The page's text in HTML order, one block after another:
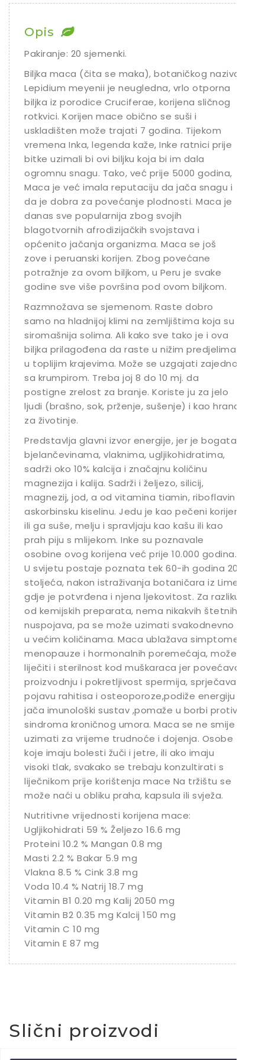
Ostalo sjeme
Opis
Pakiranje: 20 sjemenki.
Biljka maca (čita se maka), botaničkog naziva
Lepidium meyenii je neugledna, vrlo otporna
biljka iz porodice Cruciferae, korijena sličnog
rotkvici. Korijen mace obično se suši i
uskladišten može trajati 7 godina. Tijekom
vremena Inka, legenda kaže, Inke ratnici prije
bitke uzimali bi ovi biljku koja bi im dala
ogromnu snagu. Tako, već prije 5000 godina,
Maca je već imala reputaciju da jača snagu i
da je dobra za povećanje plodnosti. Maca je
danas sve popularnija zbog svojih
blagotvornih afrodizijačkih svojstava i
općenito jačanja organizma. Maca se još
zove i peruanski korijen. Zbog povećane
potražnje za ovom biljkom, u Peru je svake
godine sve više površina pod ovom biljkom.
Razmnožava se sjemenom. Raste dobro
samo na hladnijoj klimi na zemljištima koja su
siromašnija solima. Ali kako sve tako je i ova
biljka prilagođena da raste u nižim predjelima i
u toplijim krajevima. Može se uzgajati zajedno
sa krumpirom. Treba joj 8 do 10 mj. da
postigne zrelost za branje. Koriste ju za jelo
ljudi (brašno, sok, prženje, sušenje) i kao hrana
za životinje.
Predstavlja glavni izvor energije, jer je bogata
bjelančevinama, vlaknima, ugljikohidratima,
sadrži oko 10% kalcija i značajnu količinu
magnezija i kalija. Sadrži i željezo, silicij,
magnezij, jod, a od vitamina tiamin, riboflavin i
askorbinsku kiselinu. Jedu je kao pečeni korijen
ili ga suše, melju i spravljaju kao kašu ili kao
prah piju s mlijekom. Inke su poznavale
osobine ovog korijena već prije 10.000 godina.
U svijetu postaje poznata tek 60-ih godina 20.
stoljeća, nakon istraživanja botaničara iz Lime,
gdje je potvrđena i njena ljekovitost. Za razliku
od kemijskih preparata, nema nikakvih štetnih
nuspojava, pa se može uzimati svakodnevno i
u većim količinama. Maca ublažava simptome
menopauze i hormonalnih poremećaja, može
liječiti i sterilnost kod muškaraca jer povećava
proizvodnju i pokretljivost spermija, sprječava
pojavu rahitisa i osteoporoze,podiže energiju i
jača imunološki sustav ,pomaže u borbi protiv
sindroma kroničnog umora. Maca se ne smije
uzimati za vrijeme trudnoće i dojenja. Osobe
koje imaju bolesti žuči i jetre, ili ako imaju
visoki tlak, svakako se trebaju konzultirati s
liječnikom prije korištenja mace Na tržištu se
može naći u obliku praha, kapsula ili svježa.
Nutritivne vrijednosti korijena mace:
Ugljikohidrati 59 % Željezo 16.6 mg
Proteini 10.2 % Mangan 0.8 mg
Masti 2.2 % Bakar 5.9 mg
Vlakna 8.5 % Cink 3.8 mg
Voda 10.4 % Natrij 18.7 mg
Vitamin B1 0.20 mg Kalij 2050 mg
Vitamin B2 0.35 mg Kalcij 150 mg
Vitamin C 10 mg
Vitamin E 87 mg
Slični proizvodi